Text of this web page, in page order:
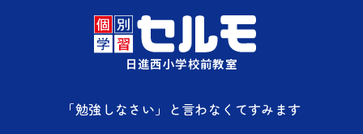
日進西小学校前教室
「勉強しなさい」と言わなくてすみます